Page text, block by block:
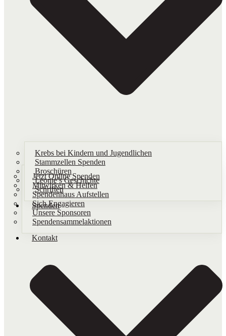
Jetzt Online Spenden
Mitwirken & Helfen
Spendenhaus Aufstellen
Sich Engagieren
Unsere Sponsoren
Spendensammelaktionen
Kontakt
Krebs bei Kindern und Jugendlichen
Stammzellen Spenden
Broschüren
Leonie’s Geschichte
Schriften​
Spenden